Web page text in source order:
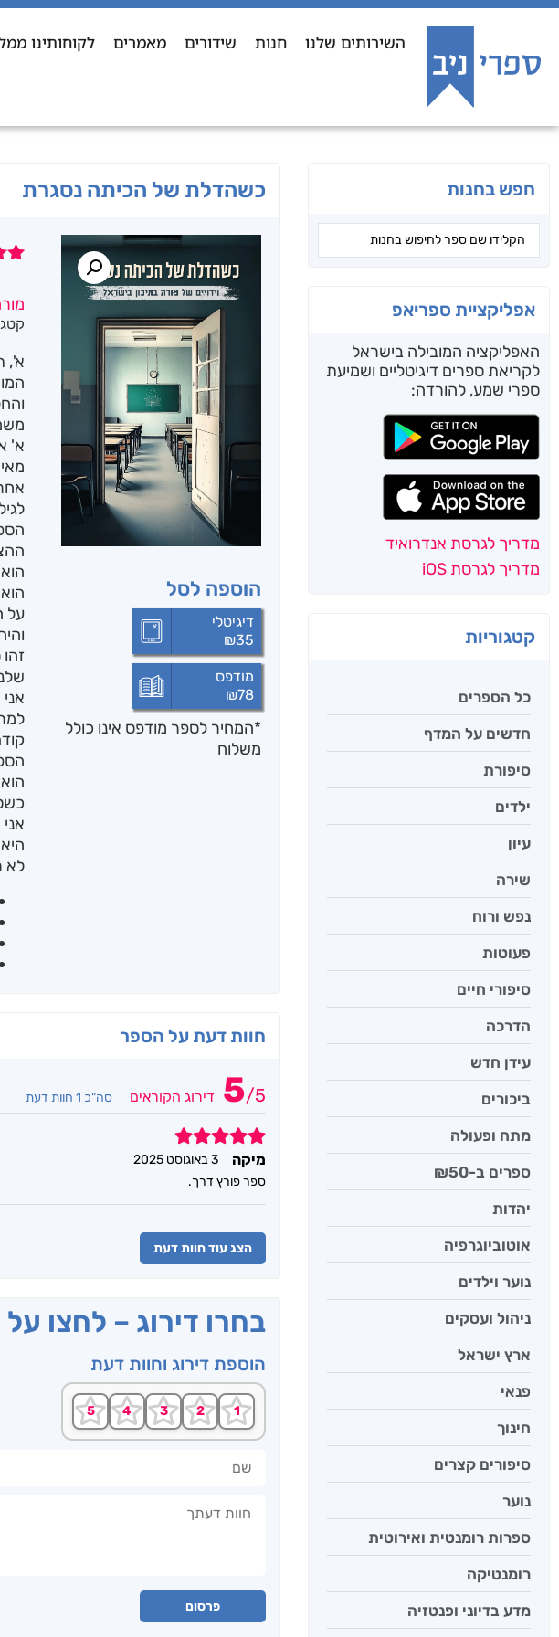
השירותים שלנו חנות שידורים מאמרים לקוחותינו
חפש בחנות
אפליקציית ספריאפ
האפליקציה המובילה בישראל
לקריאת ספרים דיגיטליים ושמיעת
ספרי שמע, להורדה:
מדריך לגרסת אנדרואיד
מדריך לגרסת iOS
קטגוריות
כל הספרים
חדשים על המדף
סיפורת
ילדים
עיון
שירה
נפש ורוח
פעוטות
סיפורי חיים
הדרכה
עידן חדש
ביכורים
מתח ופעולה
ספרים ב-₪50
יהדות
אוטוביוגרפיה
נוער וילדים
ניהול ועסקים
ארץ ישראל
פנאי
חינוך
סיפורים קצרים
נוער
ספרות רומנטית ואירוטית
רומנטיקה
מדע בדיוני ופנטזיה
כשהדלת של הכיתה נסגרת
הוספה לסל
דיגיטלי
₪35
מודפס
₪78
*המחיר לספר מודפס אינו כולל
משלוח
א',
משמעותי
לגיל 20, הבנתי שהגיע הזמן לדבר. הגיע הזמן לכתוב.
על
לא
חוות דעת על הספר
5/5 דירוג הקוראים סה"כ 1 חוות דעת
5
מיקה
3 באוגוסט 2025
ספר פורץ דרך.
הצג עוד חוות דעת
בחרו דירוג – לחצו
הוספת דירוג וחוות דעת
פרסום